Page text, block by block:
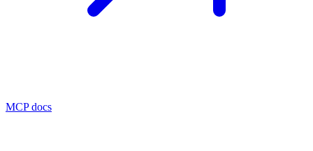
MCP docs